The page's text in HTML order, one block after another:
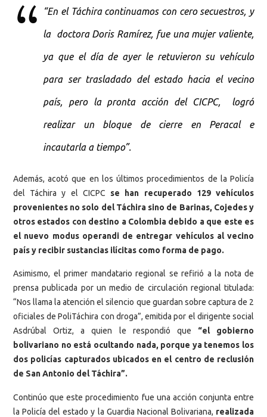
“En el Táchira continuamos con cero secuestros, y
la doctora Doris Ramírez, fue una mujer valiente,
ya que el día de ayer le retuvieron su vehículo
para ser trasladado del estado hacia el vecino
país, pero la pronta acción del CICPC, logró
realizar un bloque de cierre en Peracal e
incautarla a tiempo”.
Además, acotó que en los últimos procedimientos de la Policía
del Táchira y el CICPC se han recuperado 129 vehículos
provenientes no solo del Táchira sino de Barinas, Cojedes y
otros estados con destino a Colombia debido a que este es
el nuevo modus operandi de entregar vehículos al vecino
país y recibir sustancias ilícitas como forma de pago.
Asimismo, el primer mandatario regional se refirió a la nota de
prensa publicada por un medio de circulación regional titulada:
“Nos llama la atención el silencio que guardan sobre captura de 2
oficiales de PoliTáchira con droga”, emitida por el dirigente social
Asdrúbal Ortiz, a quien le respondió que “el gobierno
bolivariano no está ocultando nada, porque ya tenemos los
dos policías capturados ubicados en el centro de reclusión
de San Antonio del Táchira”.
Continúo que este procedimiento fue una acción conjunta entre
la Policía del estado y la Guardia Nacional Bolivariana, realizada